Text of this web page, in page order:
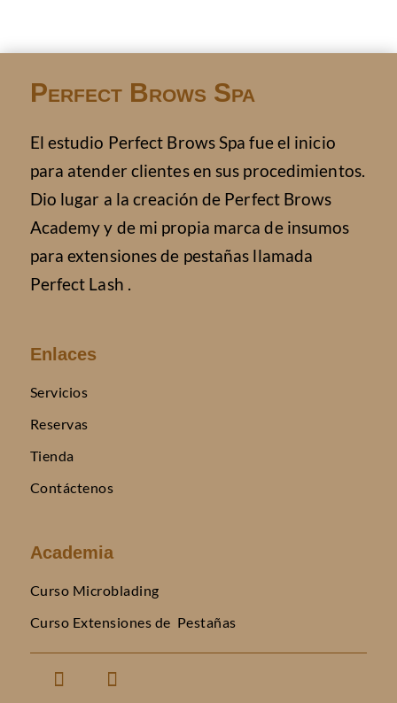
Perfect Brows Spa
El estudio Perfect Brows Spa fue el inicio
para atender clientes en sus procedimientos.
Dio lugar a la creación de Perfect Brows
Academy y de mi propia marca de insumos
para extensiones de pestañas llamada
Perfect Lash .
Enlaces
Servicios
Reservas
Tienda
Contáctenos
Academia
Curso Microblading
Curso Extensiones de Pestañas